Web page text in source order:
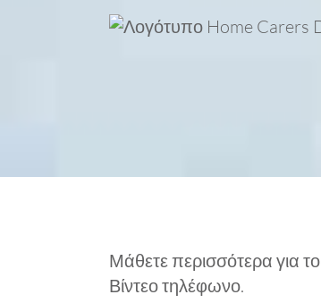
Μάθετε περισσότερα για το
Βίντεο τηλέφωνο.